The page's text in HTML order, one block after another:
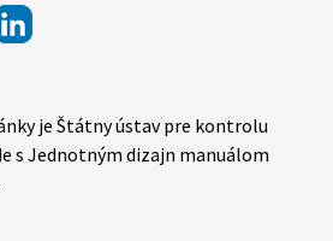
je Štátny ústav pre kontrolu
s Jednotným dizajn manuálom